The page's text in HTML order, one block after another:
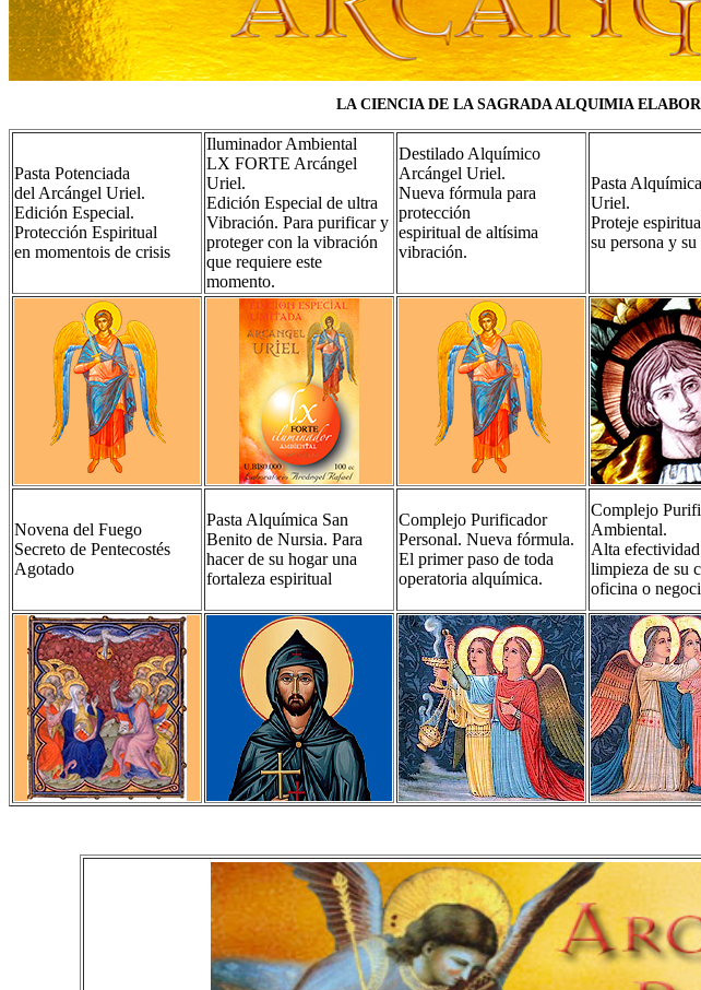
LA CIENCIA DE LA SAGRADA ALQUIMIA
Pasta Potenciada
del Arcángel Uriel.
Edición Especial.
Protección Espiritual
en momentois de crisis
Iluminador Ambiental
LX FORTE Arcángel
Uriel.
Edición Especial de ultra
Vibración. Para purificar y
proteger con la vibración
que requiere este
momento.
Destilado Alquímico
Arcángel Uriel.
Nueva fórmula para
protección
espiritual de altísima
vibración.
Pasta
Uriel.
Proteje
su persona y su
Novena del Fuego
Secreto de Pentecostés
Agotado
Pasta Alquímica San
Benito de Nursia. Para
hacer de su hogar una
fortaleza espiritual
Complejo Purificador
Personal. Nueva fórmula.
El primer paso de toda
operatoria alquímica.
Complejo
Ambiental.
Alta
limpieza de su
oficina o